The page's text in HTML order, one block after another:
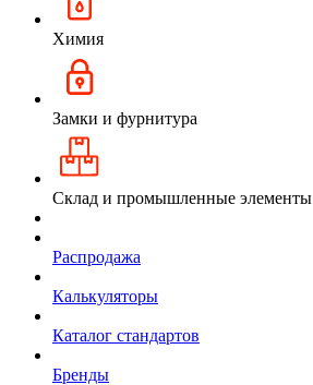
Химия
Замки и фурнитура
Склад и промышленные элементы
Распродажа
Калькуляторы
Каталог стандартов
Бренды